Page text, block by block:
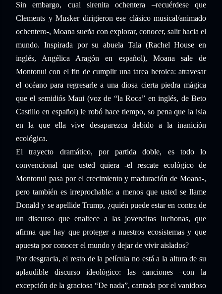
Sin embargo, cual sirenita ochentera –recuérdese que
Clements y Musker dirigieron ese clásico musical/animado
ochentero-, Moana sueña con explorar, conocer, salir hacia el
mundo. Inspirada por su abuela Tala (Rachel House en
inglés, Angélica Aragón en español), Moana sale de
Montonui con el fin de cumplir una tarea heroica: atravesar
el océano para regresarle a una diosa cierta piedra mágica
que el semidiós Maui (voz de “la Roca” en inglés, de Beto
Castillo en español) le robó hace tiempo, so pena que la isla
en la que ella vive desaparezca debido a la inanición
ecológica.
El trayecto dramático, por partida doble, es todo lo
convencional que usted quiera -el rescate ecológico de
Montonui pasa por el crecimiento y maduración de Moana-,
pero también es irreprochable: a menos que usted se llame
Donald y se apellide Trump, ¿quién puede estar en contra de
un discurso que enaltece a las jovencitas luchonas, que
afirma que hay que proteger a nuestros ecosistemas y que
apuesta por conocer el mundo y dejar de vivir aislados?
Por desgracia, el resto de la película no está a la altura de su
aplaudible discurso ideológico: las canciones –con la
excepción de la graciosa “De nada”, cantada por el vanidoso